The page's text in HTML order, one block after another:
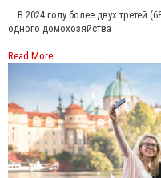
В 2024 году более двух третей
одного домохозяйства
Read More